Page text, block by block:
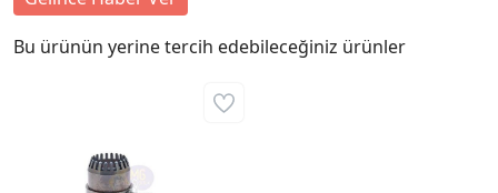
Bu ürünün yerine tercih edebileceğiniz ürünler